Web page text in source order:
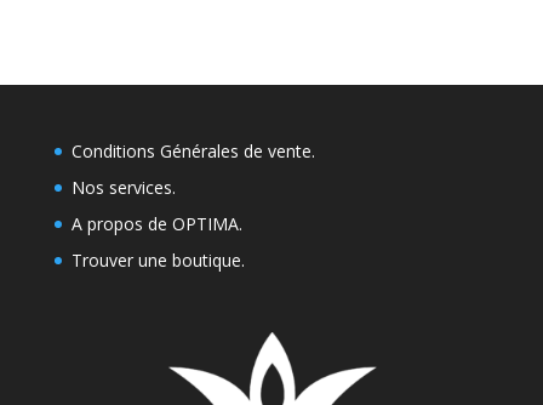
Conditions Générales de vente.
Nos services.
A propos de OPTIMA.
Trouver une boutique.